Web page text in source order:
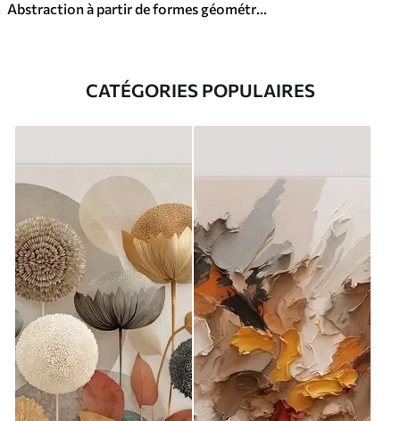
Abstraction à partir de formes géométriques
CATÉGORIES POPULAIRES